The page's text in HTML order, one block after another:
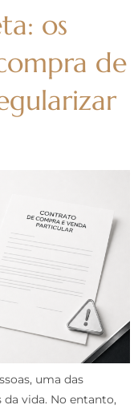
os
de
uma das
vida. No entanto,